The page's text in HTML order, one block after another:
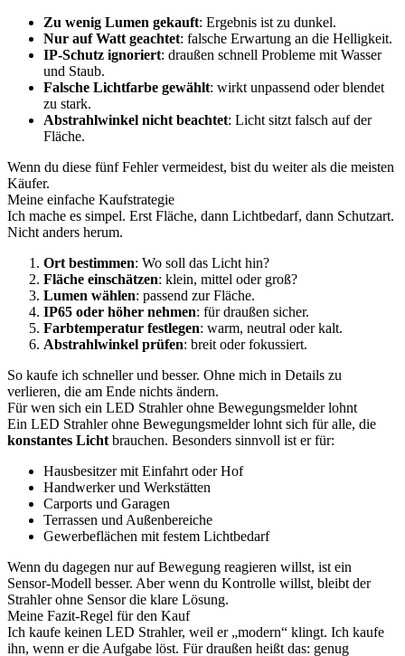
Zu wenig Lumen gekauft: Ergebnis ist zu dunkel.
Nur auf Watt geachtet: falsche Erwartung an die Helligkeit.
IP-Schutz ignoriert: draußen schnell Probleme mit Wasser
und Staub.
Falsche Lichtfarbe gewählt: wirkt unpassend oder blendet
zu stark.
Abstrahlwinkel nicht beachtet: Licht sitzt falsch auf der
Fläche.
Wenn du diese fünf Fehler vermeidest, bist du weiter als die meisten
Käufer.
Meine einfache Kaufstrategie
Ich mache es simpel. Erst Fläche, dann Lichtbedarf, dann Schutzart.
Nicht anders herum.
Ort bestimmen: Wo soll das Licht hin?
Fläche einschätzen: klein, mittel oder groß?
Lumen wählen: passend zur Fläche.
IP65 oder höher nehmen: für draußen sicher.
Farbtemperatur festlegen: warm, neutral oder kalt.
Abstrahlwinkel prüfen: breit oder fokussiert.
So kaufe ich schneller und besser. Ohne mich in Details zu
verlieren, die am Ende nichts ändern.
Für wen sich ein LED Strahler ohne Bewegungsmelder lohnt
Ein LED Strahler ohne Bewegungsmelder lohnt sich für alle, die
konstantes Licht brauchen. Besonders sinnvoll ist er für:
Hausbesitzer mit Einfahrt oder Hof
Handwerker und Werkstätten
Carports und Garagen
Terrassen und Außenbereiche
Gewerbeflächen mit festem Lichtbedarf
Wenn du dagegen nur auf Bewegung reagieren willst, ist ein
Sensor-Modell besser. Aber wenn du Kontrolle willst, bleibt der
Strahler ohne Sensor die klare Lösung.
Meine Fazit-Regel für den Kauf
Ich kaufe keinen LED Strahler, weil er „modern“ klingt. Ich kaufe
ihn, wenn er die Aufgabe löst. Für draußen heißt das: genug